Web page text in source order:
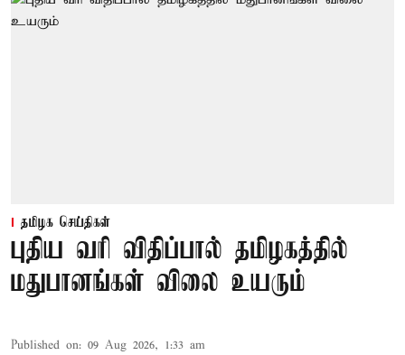
தமிழக செய்திகள்
புதிய வரி விதிப்பால் தமிழகத்தில்
மதுபானங்கள் விலை உயரும்
Published on: 09 Aug 2026, 1:33 am